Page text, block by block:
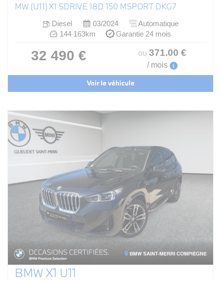
MW (U11) X1 SDRIVE 18D 150 MSPORT DKG7
Diesel 03/2024
Automatique
144 163km
Garantie 24 mois
32 490 € ou 371.00 €
/ mois i
Voir le véhicule
BMW X1 U11